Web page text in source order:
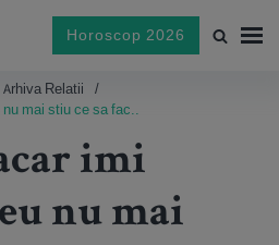
Horoscop 2026
Arhiva Relatii
mai stiu ce sa fac..
imi
nu mai